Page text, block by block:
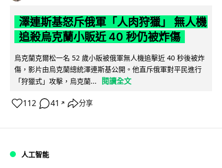
澤連斯基怒斥俄軍「人肉狩獵」 無人機
追殺烏克蘭小販近 40 秒仍被炸傷
烏克蘭克爾松一名 52 歲小販被俄軍無人機追擊近 40 秒後被炸
傷，影片由烏克蘭總統澤連斯基公開。他直斥俄軍對平民進行
「狩獵式」攻擊，烏克蘭...
閱讀全文
112 41 ↗ 分享
人工智能